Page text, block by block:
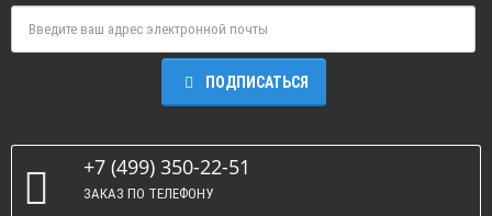
ПОДПИСАТЬСЯ
+7 (499) 350-22-51
ЗАКАЗ ПО ТЕЛЕФОНУ